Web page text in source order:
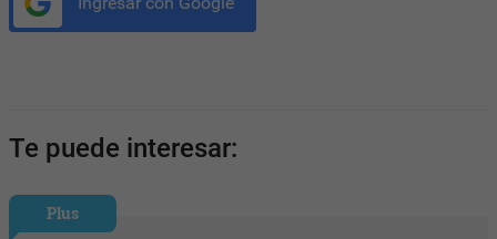
Te puede interesar:
Plus